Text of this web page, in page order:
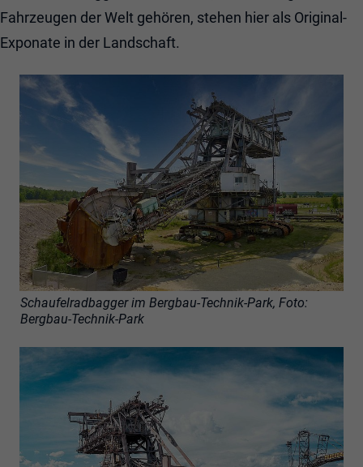
Fahrzeugen der Welt gehören, stehen hier als Original-
Exponate in der Landschaft.
Schaufelradbagger im Bergbau-Technik-Park, Foto:
Bergbau-Technik-Park